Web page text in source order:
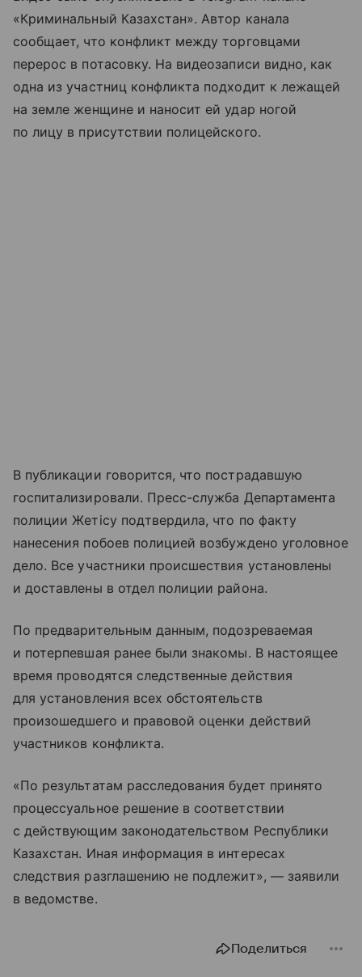
«Криминальный Казахстан». Автор канала
сообщает, что конфликт между торговцами
перерос в потасовку. На видеозаписи видно, как
одна из участниц конфликта подходит к лежащей
на земле женщине и наносит ей удар ногой
по лицу в присутствии полицейского.
В публикации говорится, что пострадавшую
госпитализировали. Пресс-служба Департамента
полиции Жетісу подтвердила, что по факту
нанесения побоев полицией возбуждено уголовное
дело. Все участники происшествия установлены
и доставлены в отдел полиции района.
По предварительным данным, подозреваемая
и потерпевшая ранее были знакомы. В настоящее
время проводятся следственные действия
для установления всех обстоятельств
произошедшего и правовой оценки действий
участников конфликта.
«По результатам расследования будет принято
процессуальное решение в соответствии
с действующим законодательством Республики
Казахстан. Иная информация в интересах
следствия разглашению не подлежит», — заявили
в ведомстве.
Поделиться